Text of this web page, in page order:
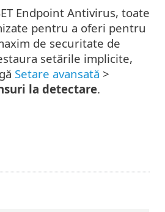
Endpoint Antivirus, toate
pentru a oferi pentru
de securitate de
setările implicite,
Setare avansată >
la detectare.